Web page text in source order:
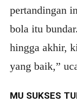
pertandingan
bola itu
hingga akhir,
yang baik,”
MU SUKSES